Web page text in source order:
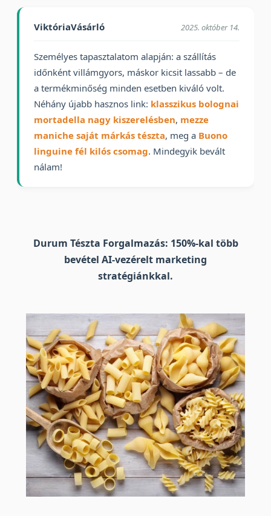
ViktóriaVásárló 2025. október 14.
Személyes tapasztalatom alapján: a szállítás
időnként villámgyors, máskor kicsit lassabb – de
a termékminőség minden esetben kiváló volt.
Néhány újabb hasznos link: klasszikus bolognai
mortadella nagy kiszerelésben, mezze
maniche saját márkás tészta, meg a Buono
linguine fél kilós csomag. Mindegyik bevált
nálam!
Durum Tészta Forgalmazás: 150%-kal több
bevétel AI-vezérelt marketing
stratégiánkkal.